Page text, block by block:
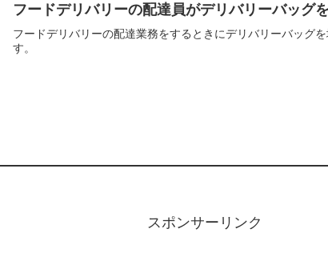
フードデリバリーの配達員がデリバリーバッグ
フードデリバリーの配達業務をするときにデリバリーバッグ
す。
スポンサーリンク